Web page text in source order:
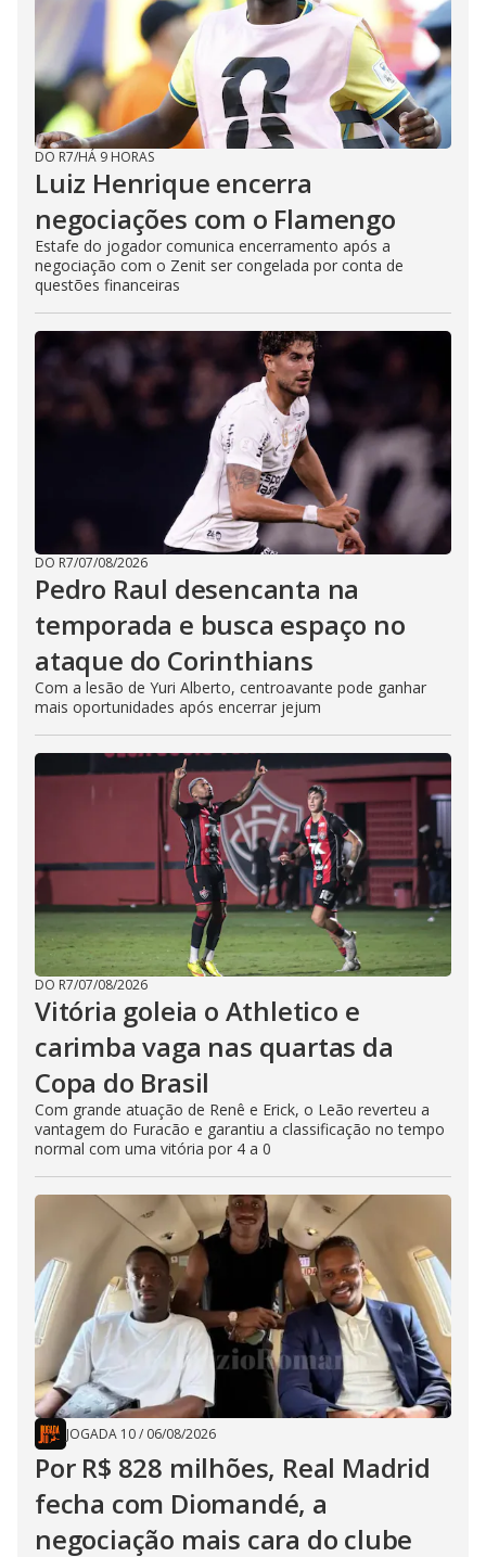
DO R7/HÁ 9 HORAS
Luiz Henrique encerra
negociações com o Flamengo
Estafe do jogador comunica encerramento após a
negociação com o Zenit ser congelada por conta de
questões financeiras
DO R7/07/08/2026
Pedro Raul desencanta na
temporada e busca espaço no
ataque do Corinthians
Com a lesão de Yuri Alberto, centroavante pode ganhar
mais oportunidades após encerrar jejum
DO R7/07/08/2026
Vitória goleia o Athletico e
carimba vaga nas quartas da
Copa do Brasil
Com grande atuação de Renê e Erick, o Leão reverteu a
vantagem do Furacão e garantiu a classificação no tempo
normal com uma vitória por 4 a 0
JOGADA 10/ 06/08/2026
Por R$ 828 milhões, Real Madrid
fecha com Diomandé, a
negociação mais cara do clube